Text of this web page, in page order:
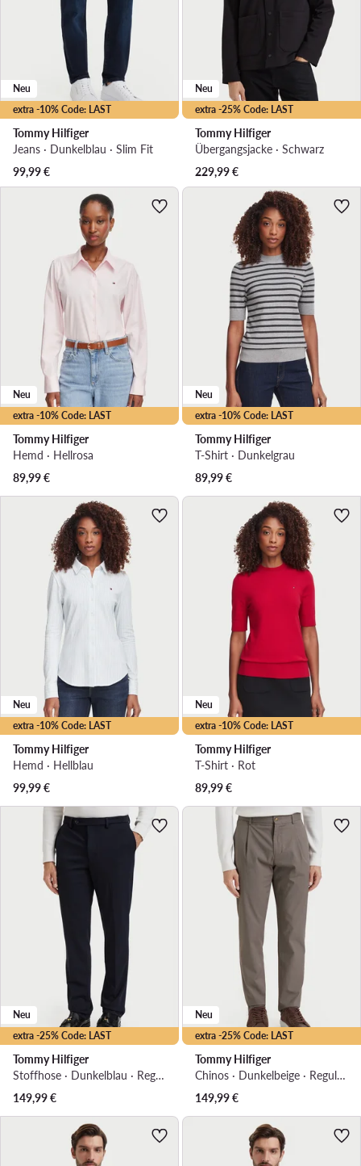
extra -10% Code: LAST
Neu
Tommy Hilfiger
Jeans · Dunkelblau · Slim Fit
99,99€
extra -25% Code: LAST
Neu
Tommy Hilfiger
Übergangsjacke · Schwarz
229,99€
extra -10% Code: LAST
Neu
Tommy Hilfiger
Hemd · Hellrosa
89,99€
extra -10% Code: LAST
Neu
Tommy Hilfiger
T-Shirt · Dunkelgrau
89,99€
extra -10% Code: LAST
Neu
Tommy Hilfiger
Hemd · Hellblau
99,99€
extra -10% Code: LAST
Neu
Tommy Hilfiger
T-Shirt · Rot
89,99€
extra -25% Code: LAST
Neu
Tommy Hilfiger
Stoffhose · Dunkelblau · Regular Fit
149,99€
extra -25% Code: LAST
Neu
Tommy Hilfiger
Chinos · Dunkelbeige · Regular Fit
149,99€